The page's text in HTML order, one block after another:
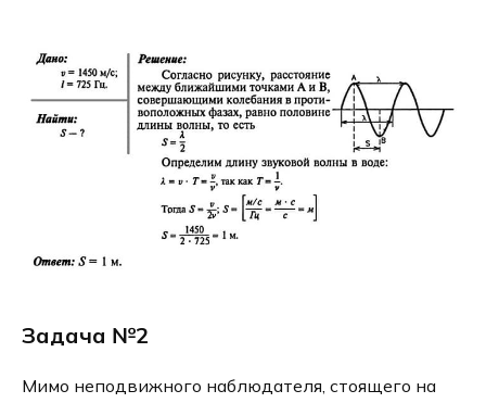
Задача №2
Мимо неподвижного наблюдателя, стоящего на